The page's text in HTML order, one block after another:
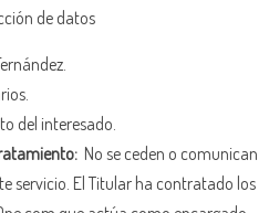
de datos
del interesado.
No se ceden o comunican
servicio. El Titular ha contratado los